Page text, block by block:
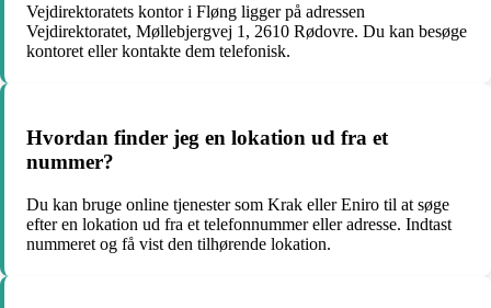
Vejdirektoratets kontor i Fløng ligger på adressen
Vejdirektoratet, Møllebjergvej 1, 2610 Rødovre. Du kan besøge
kontoret eller kontakte dem telefonisk.
Hvordan finder jeg en lokation ud fra et
nummer?
Du kan bruge online tjenester som Krak eller Eniro til at søge
efter en lokation ud fra et telefonnummer eller adresse. Indtast
nummeret og få vist den tilhørende lokation.